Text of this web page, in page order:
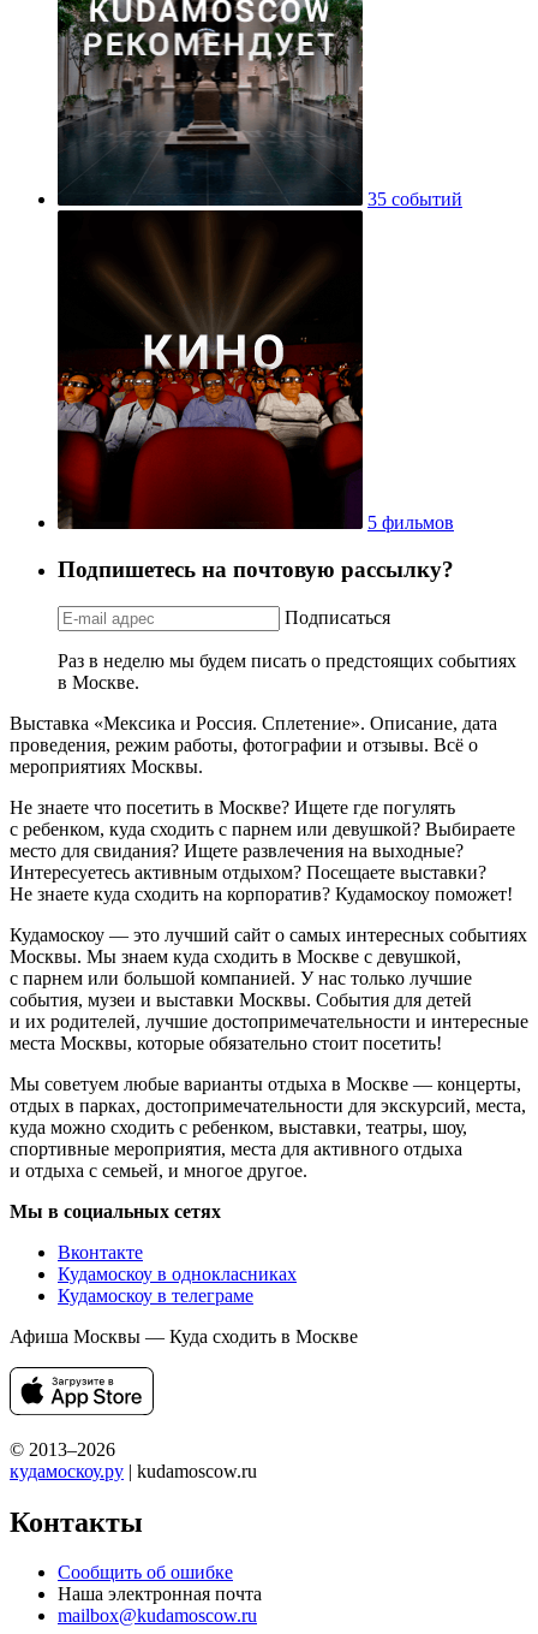
35 событий
5 фильмов
Подпишетесь на почтовую рассылку?
Подписаться
Раз в неделю мы будем писать о предстоящих событиях
в Москве.
Выставка «Мексика и Россия. Сплетение». Описание, дата
проведения, режим работы, фотографии и отзывы. Всё о
мероприятиях Москвы.
Не знаете что посетить в Москве? Ищете где погулять
с ребенком, куда сходить с парнем или девушкой? Выбираете
место для свидания? Ищете развлечения на выходные?
Интересуетесь активным отдыхом? Посещаете выставки?
Не знаете куда сходить на корпоратив? Кудамоскоу поможет!
Кудамоскоу — это лучший сайт о самых интересных событиях
Москвы. Мы знаем куда сходить в Москве с девушкой,
с парнем или большой компанией. У нас только лучшие
события, музеи и выставки Москвы. События для детей
и их родителей, лучшие достопримечательности и интересные
места Москвы, которые обязательно стоит посетить!
Мы советуем любые варианты отдыха в Москве — концерты,
отдых в парках, достопримечательности для экскурсий, места,
куда можно сходить с ребенком, выставки, театры, шоу,
спортивные мероприятия, места для активного отдыха
и отдыха с семьей, и многое другое.
Мы в социальных сетях
Вконтакте
Кудамоскоу в однокласниках
Кудамоскоу в телеграме
Афиша Москвы — Куда сходить в Москве
© 2013–2026
кудамоскоу.ру | kudamoscow.ru
Контакты
Сообщить об ошибке
Наша электронная почта
mailbox@kudamoscow.ru